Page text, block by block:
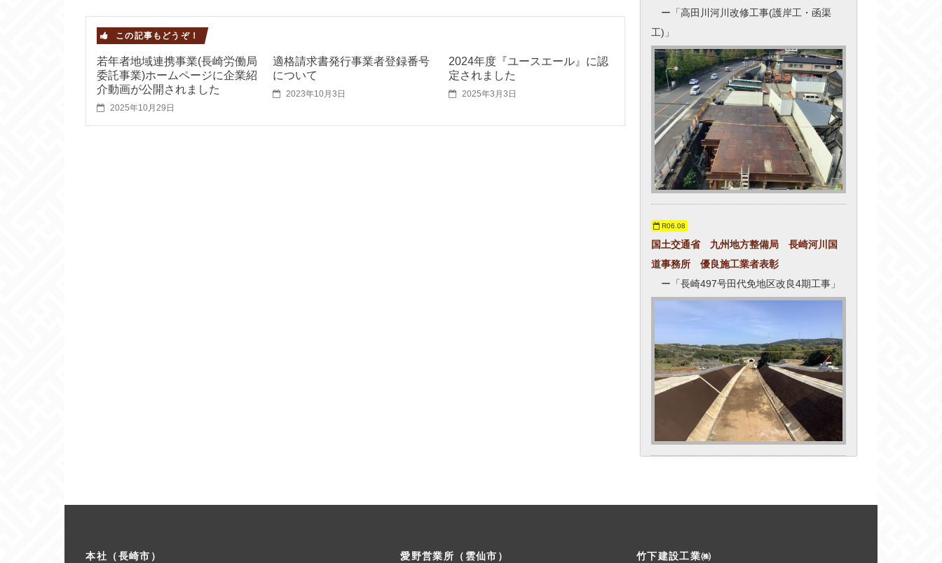
この記事もどうぞ！
若年者地域連携事業(長崎労働局
委託事業)ホームページに企業紹
介動画が公開されました
2025年10月29日
適格請求書発行事業者登録番号
について
2023年10月3日
2024年度『ユースエール』に認
定されました
2025年3月3日
ー「高田川河川改修工事(護岸工・函渠
工)」
R06.08
国土交通省 九州地方整備局 長崎河川国
道事務所 優良施工業者表彰
ー「長崎497号田代免地区改良4期工事」
本社（長崎市） 愛野営業所（雲仙市） 竹下建設工業㈱